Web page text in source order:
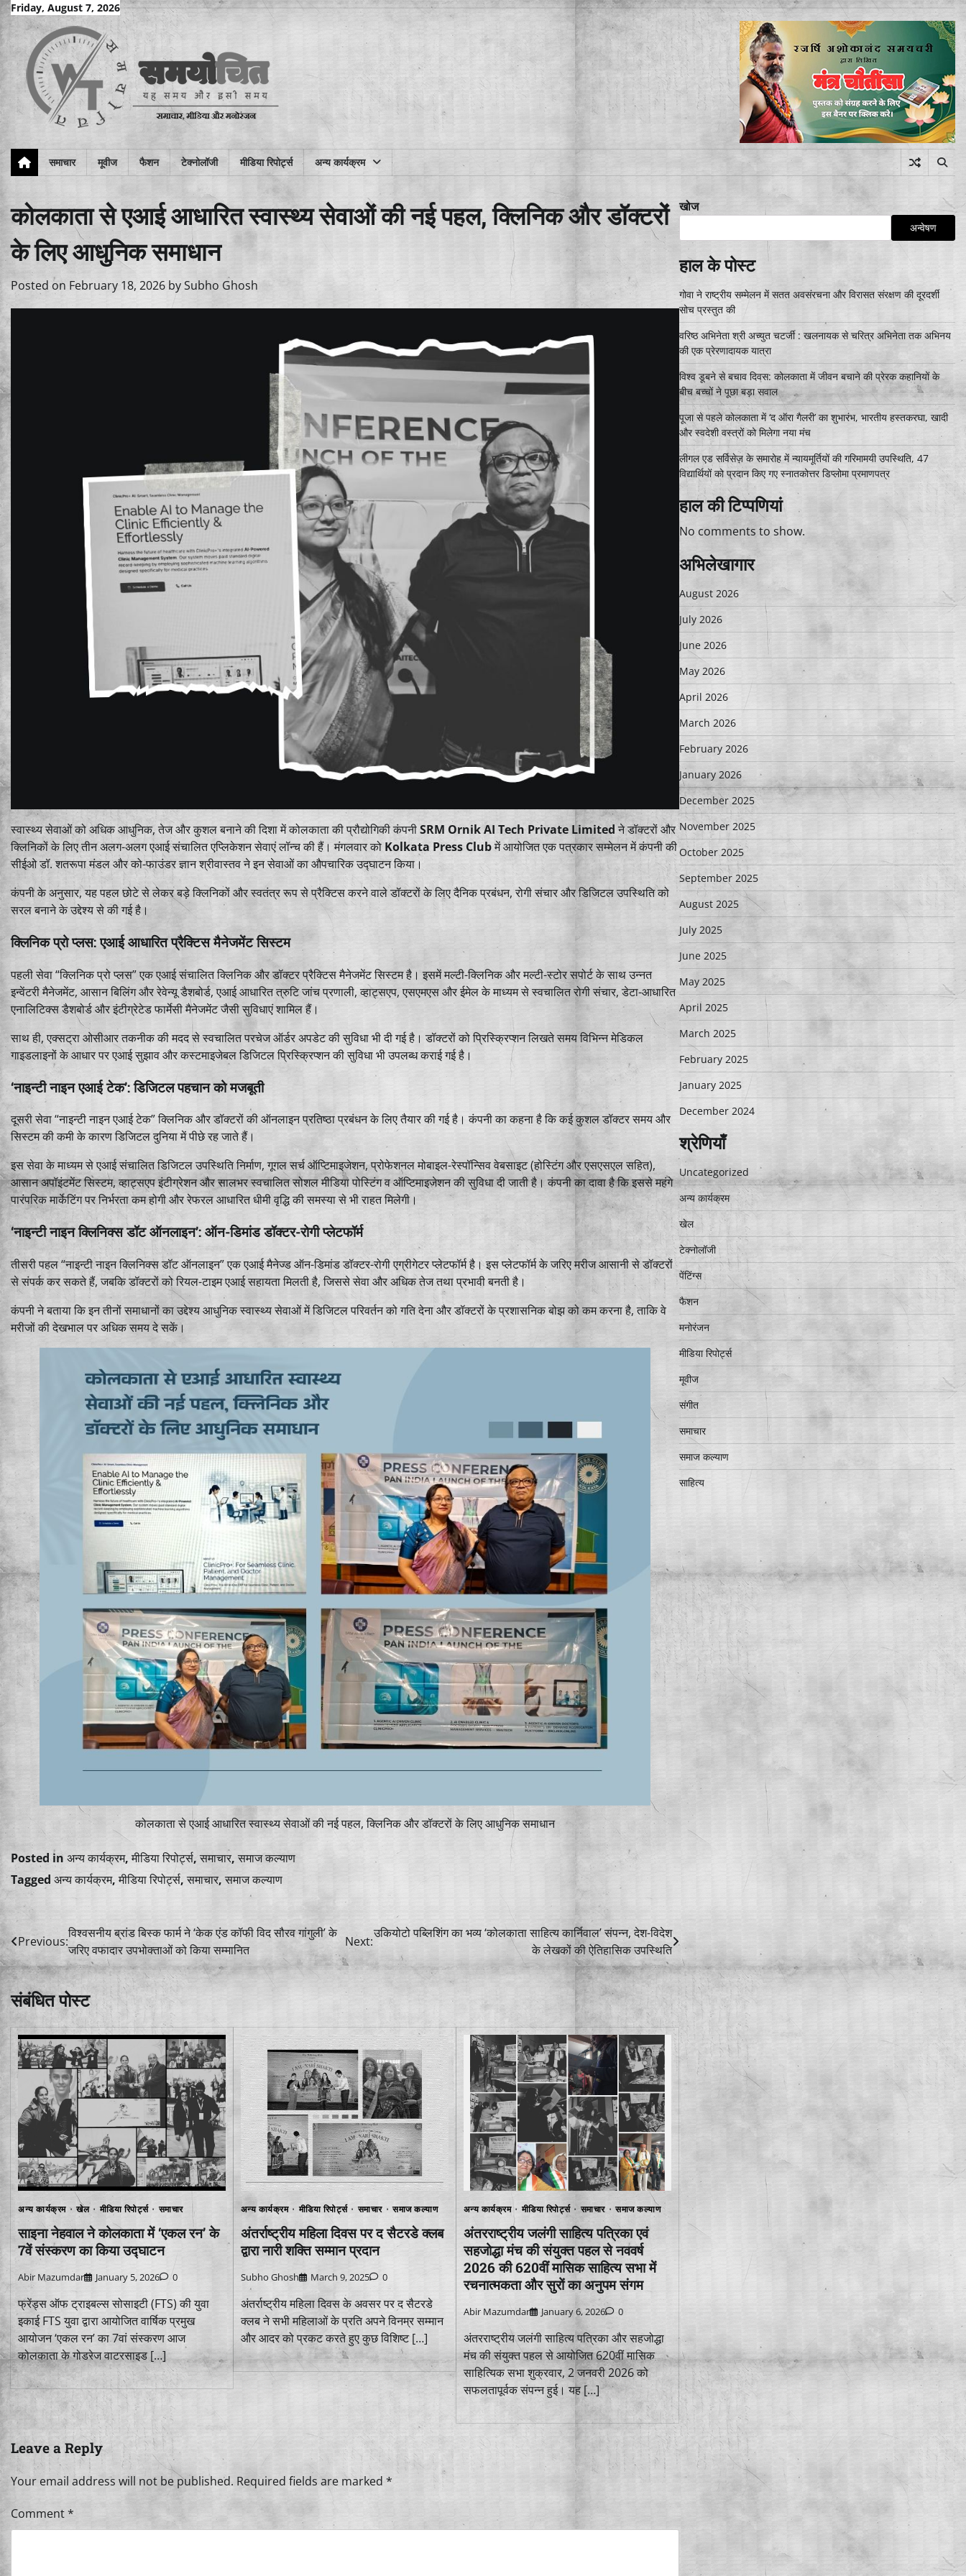
Skip
to
content
Friday, August 7, 2026
समाचार मूवीज फैशन टेक्नोलॉजी मीडिया रिपोर्ट्स अन्य कार्यक्रम
कोलकाता से एआई आधारित स्वास्थ्य सेवाओं की नई पहल, क्लिनिक और डॉक्टरों
के लिए आधुनिक समाधान
Posted on February 18, 2026 bySubho Ghosh
स्वास्थ्य सेवाओं को अधिक आधुनिक, तेज और कुशल बनाने की दिशा में कोलकाता की प्रौद्योगिकी कंपनीSRM Ornik AI Tech Private Limitedने डॉक्टरों और
क्लिनिकों के लिए तीन अलग-अलग एआई संचालित एप्लिकेशन सेवाएं लॉन्च की हैं। मंगलवार को Kolkata Press Clubमें आयोजित एक पत्रकार सम्मेलन में कंपनी की
सीईओ डॉ. शतरूपा मंडल और को-फाउंडर ज्ञान श्रीवास्तव ने इन सेवाओं का औपचारिक उद्घाटन किया।
कंपनी के अनुसार, यह पहल छोटे से लेकर बड़े क्लिनिकों और स्वतंत्र रूप से प्रैक्टिस करने वाले डॉक्टरों के लिए दैनिक प्रबंधन, रोगी संचार और डिजिटल उपस्थिति को
सरल बनाने के उद्देश्य से की गई है।
क्लिनिक प्रो प्लस: एआई आधारित प्रैक्टिस मैनेजमेंट सिस्टम
पहली सेवा “क्लिनिक प्रो प्लस” एक एआई संचालित क्लिनिक और डॉक्टर प्रैक्टिस मैनेजमेंट सिस्टम है। इसमें मल्टी-क्लिनिक और मल्टी-स्टोर सपोर्ट के साथ उन्नत
इन्वेंटरी मैनेजमेंट, आसान बिलिंग और रेवेन्यू डैशबोर्ड, एआई आधारित त्रुटि जांच प्रणाली, व्हाट्सएप, एसएमएस और ईमेल के माध्यम से स्वचालित रोगी संचार, डेटा-आधारित
एनालिटिक्स डैशबोर्ड और इंटीग्रेटेड फार्मेसी मैनेजमेंट जैसी सुविधाएं शामिल हैं।
साथ ही, एक्सट्रा ओसीआर तकनीक की मदद से स्वचालित परचेज ऑर्डर अपडेट की सुविधा भी दी गई है। डॉक्टरों को प्रिस्क्रिप्शन लिखते समय विभिन्न मेडिकल
गाइडलाइनों के आधार पर एआई सुझाव और कस्टमाइजेबल डिजिटल प्रिस्क्रिप्शन की सुविधा भी उपलब्ध कराई गई है।
‘नाइन्टी नाइन एआई टेक’: डिजिटल पहचान को मजबूती
दूसरी सेवा “नाइन्टी नाइन एआई टेक” क्लिनिक और डॉक्टरों की ऑनलाइन प्रतिष्ठा प्रबंधन के लिए तैयार की गई है। कंपनी का कहना है कि कई कुशल डॉक्टर समय और
सिस्टम की कमी के कारण डिजिटल दुनिया में पीछे रह जाते हैं।
इस सेवा के माध्यम से एआई संचालित डिजिटल उपस्थिति निर्माण, गूगल सर्च ऑप्टिमाइजेशन, प्रोफेशनल मोबाइल-रेस्पॉन्सिव वेबसाइट (होस्टिंग और एसएसएल सहित),
आसान अपॉइंटमेंट सिस्टम, व्हाट्सएप इंटीग्रेशन और सालभर स्वचालित सोशल मीडिया पोस्टिंग व ऑप्टिमाइजेशन की सुविधा दी जाती है। कंपनी का दावा है कि इससे महंगे
पारंपरिक मार्केटिंग पर निर्भरता कम होगी और रेफरल आधारित धीमी वृद्धि की समस्या से भी राहत मिलेगी।
‘नाइन्टी नाइन क्लिनिक्स डॉट ऑनलाइन’: ऑन-डिमांड डॉक्टर-रोगी प्लेटफॉर्म
तीसरी पहल “नाइन्टी नाइन क्लिनिक्स डॉट ऑनलाइन” एक एआई मैनेज्ड ऑन-डिमांड डॉक्टर-रोगी एग्रीगेटर प्लेटफॉर्म है। इस प्लेटफॉर्म के जरिए मरीज आसानी से डॉक्टरों
से संपर्क कर सकते हैं, जबकि डॉक्टरों को रियल-टाइम एआई सहायता मिलती है, जिससे सेवा और अधिक तेज तथा प्रभावी बनती है।
कंपनी ने बताया कि इन तीनों समाधानों का उद्देश्य आधुनिक स्वास्थ्य सेवाओं में डिजिटल परिवर्तन को गति देना और डॉक्टरों के प्रशासनिक बोझ को कम करना है, ताकि वे
मरीजों की देखभाल पर अधिक समय दे सकें।
कोलकाता से एआई आधारित स्वास्थ्य सेवाओं की नई पहल, क्लिनिक और डॉक्टरों के लिए आधुनिक समाधान
Posted in अन्य कार्यक्रम, मीडिया रिपोर्ट्स,समाचार, समाज कल्याण
Tagged अन्य कार्यक्रम,मीडिया रिपोर्ट्स,समाचार,समाज कल्याण
Post
navigation
Previous:
विश्वसनीय ब्रांड बिस्क फार्म ने ‘केक एंड कॉफी विद सौरव गांगुली’ के
जरिए वफादार उपभोक्ताओं को किया सम्मानित
Next:
उकियोटो पब्लिशिंग का भव्य ‘कोलकाता साहित्य कार्निवाल’ संपन्न, देश-विदेश
के लेखकों की ऐतिहासिक उपस्थिति
संबंधित पोस्ट
अन्य कार्यक्रम खेल मीडिया रिपोर्ट्स समाचार
साइना नेहवाल ने कोलकाता में ‘एकल रन’ के
7वें संस्करण का किया उद्घाटन
Abir Mazumdar January 5, 2026 0
फ्रेंड्स ऑफ ट्राइबल्स सोसाइटी (FTS) की युवा
इकाई FTS युवा द्वारा आयोजित वार्षिक प्रमुख
आयोजन ‘एकल रन’ का 7वां संस्करण आज
कोलकाता के गोडरेज वाटरसाइड […]
अन्य कार्यक्रम मीडिया रिपोर्ट्स समाचार समाज कल्याण
अंतर्राष्ट्रीय महिला दिवस पर द सैटरडे क्लब
द्वारा नारी शक्ति सम्मान प्रदान
Subho Ghosh March 9, 2025 0
अंतर्राष्ट्रीय महिला दिवस के अवसर पर द सैटरडे
क्लब ने सभी महिलाओं के प्रति अपने विनम्र सम्मान
और आदर को प्रकट करते हुए कुछ विशिष्ट […]
अन्य कार्यक्रम मीडिया रिपोर्ट्स समाचार समाज कल्याण
अंतरराष्ट्रीय जलंगी साहित्य पत्रिका एवं
सहजोद्धा मंच की संयुक्त पहल से नववर्ष
2026 की 620वीं मासिक साहित्य सभा में
रचनात्मकता और सुरों का अनुपम संगम
Abir Mazumdar January 6, 2026 0
अंतरराष्ट्रीय जलंगी साहित्य पत्रिका और सहजोद्धा
मंच की संयुक्त पहल से आयोजित 620वीं मासिक
साहित्यिक सभा शुक्रवार, 2 जनवरी 2026 को
सफलतापूर्वक संपन्न हुई। यह […]
Leave a Reply
Your email address will not be published. Required fields are marked *
Comment*
खोज
अन्वेषण
हाल के पोस्ट
गोवा ने राष्ट्रीय सम्मेलन में सतत अवसंरचना और विरासत संरक्षण की दूरदर्शी
सोच प्रस्तुत की
वरिष्ठ अभिनेता श्री अच्युत चटर्जी : खलनायक से चरित्र अभिनेता तक अभिनय
की एक प्रेरणादायक यात्रा
विश्व डूबने से बचाव दिवस: कोलकाता में जीवन बचाने की प्रेरक कहानियों के
बीच बच्चों ने पूछा बड़ा सवाल
पूजा से पहले कोलकाता में ‘द ऑरा गैलरी’ का शुभारंभ, भारतीय हस्तकरघा, खादी
और स्वदेशी वस्त्रों को मिलेगा नया मंच
लीगल एड सर्विसेज़ के समारोह में न्यायमूर्तियों की गरिमामयी उपस्थिति, 47
विद्यार्थियों को प्रदान किए गए स्नातकोत्तर डिप्लोमा प्रमाणपत्र
हाल की टिप्पणियां
No comments to show.
अभिलेखागार
August 2026
July 2026
June 2026
May 2026
April 2026
March 2026
February 2026
January 2026
December 2025
November 2025
October 2025
September 2025
August 2025
July 2025
June 2025
May 2025
April 2025
March 2025
February 2025
January 2025
December 2024
श्रेणियाँ
Uncategorized
अन्य कार्यक्रम
खेल
टेक्नोलॉजी
पेंटिंग्स
फैशन
मनोरंजन
मीडिया रिपोर्ट्स
मूवीज
संगीत
समाचार
समाज कल्याण
साहित्य